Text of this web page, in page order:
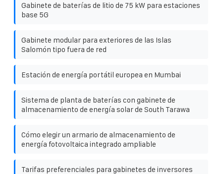
Gabinete de baterías de litio de 75 kW para estaciones
base 5G
Gabinete modular para exteriores de las Islas
Salomón tipo fuera de red
Estación de energía portátil europea en Mumbai
Sistema de planta de baterías con gabinete de
almacenamiento de energía solar de South Tarawa
Cómo elegir un armario de almacenamiento de
energía fotovoltaica integrado ampliable
Tarifas preferenciales para gabinetes de inversores